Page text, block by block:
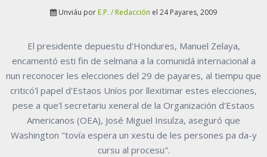
Unviáu por E.P. / Redacción el 24 Payares, 2009
El presidente depuestu d'Hondures, Manuel Zelaya,
encamentó esti fin de selmana a la comunidá internacional a
nun reconocer les elecciones del 29 de payares, al tiempu que
criticó'l papel d'Estaos Uníos por llexitimar estes elecciones,
pese a que'l secretariu xeneral de la Organización d'Estaos
Americanos (OEA), José Miguel Insulza, aseguró que
Washington "tovía espera un xestu de les persones pa da-y
cursu al procesu".